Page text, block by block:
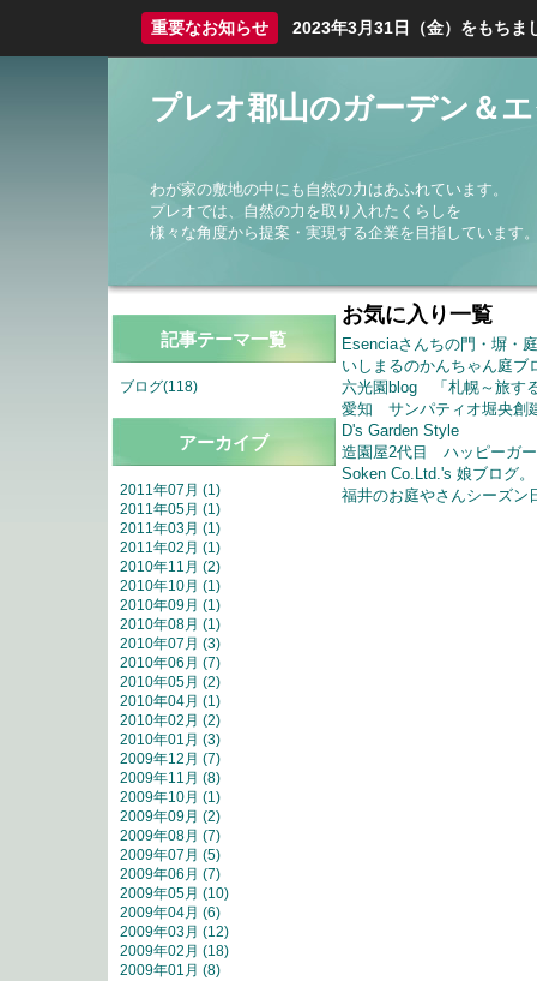
重要なお知らせ 2023年3月31日（金）をもちま
プレオ郡山のガーデン＆
わが家の敷地の中にも自然の力はあふれています。
プレオでは、自然の力を取り入れたくらしを
様々な角度から提案・実現する企業を目指しています
お気に入り一覧
Esenciaさんちの門・塀・
いしまるのかんちゃん庭
六光園blog 「札幌～旅す
愛知 サンパティオ堀央創
D's Garden Style
造園屋2代目 ハッピーガ
Soken Co.Ltd.'s 娘ブログ。
福井のお庭やさんシーズン
記事テーマ一覧
ブログ(118)
アーカイブ
2011年07月 (1)
2011年05月 (1)
2011年03月 (1)
2011年02月 (1)
2010年11月 (2)
2010年10月 (1)
2010年09月 (1)
2010年08月 (1)
2010年07月 (3)
2010年06月 (7)
2010年05月 (2)
2010年04月 (1)
2010年02月 (2)
2010年01月 (3)
2009年12月 (7)
2009年11月 (8)
2009年10月 (1)
2009年09月 (2)
2009年08月 (7)
2009年07月 (5)
2009年06月 (7)
2009年05月 (10)
2009年04月 (6)
2009年03月 (12)
2009年02月 (18)
2009年01月 (8)